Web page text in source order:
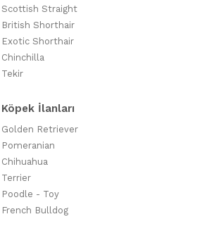
Scottish Straight
British Shorthair
Exotic Shorthair
Chinchilla
Tekir
Köpek İlanları
Golden Retriever
Pomeranian
Chihuahua
Terrier
Poodle - Toy
French Bulldog